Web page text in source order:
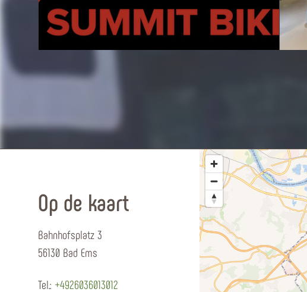
Op de kaart
Bahnhofsplatz 3
56130 Bad Ems
Tel.: +4926036013012